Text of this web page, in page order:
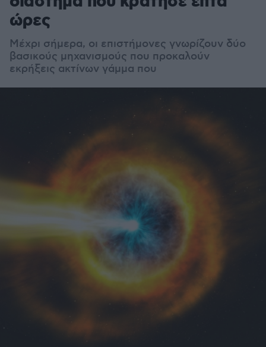
ώρες
Μέχρι σήμερα, οι επιστήμονες γνωρίζουν δύο
βασικούς μηχανισμούς που προκαλούν
εκρήξεις ακτίνων γάμμα που